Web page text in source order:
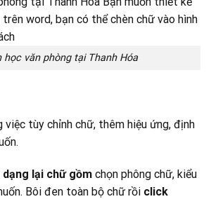
học văn phòng tại Thanh Hóa
việc tùy chỉnh chữ, thêm hiệu ứng, định
dạng lại chữ gồm chọn phông chữ, kiểu
Bôi đen toàn bộ chữ rồi click